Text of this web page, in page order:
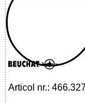
32785510146 -
BLUE
Articol nr.: